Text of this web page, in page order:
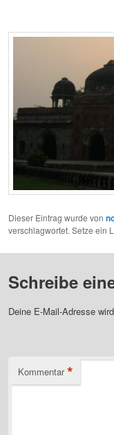
Dieser Eintrag wurde von
verschlagwortet. Setze ein
Schreibe
Deine E-Mail-Adresse
Kommentar *